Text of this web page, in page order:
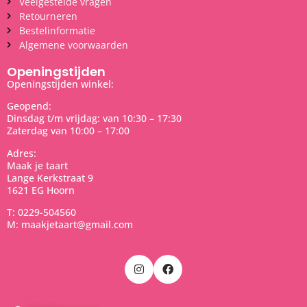
Retourneren
Bestelinformatie
Algemene voorwaarden
Openingstijden
Openingstijden winkel:
Geopend:
Dinsdag t/m vrijdag: van 10:30 – 17:30
Zaterdag van 10:00 – 17:00
Adres:
Maak je taart
Lange Kerkstraat 9
1621 EG Hoorn
T: 0229-504560
M: maakjetaart@gmail.com